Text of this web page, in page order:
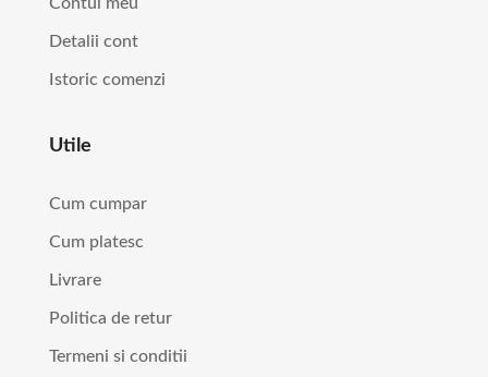
Detalii cont
Istoric comenzi
Utile
Cum cumpar
Cum platesc
Livrare
Politica de retur
Termeni si conditii